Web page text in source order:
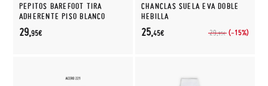
PEPITOS BAREFOOT TIRA
ADHERENTE PISO BLANCO
29,95€
CHANCLAS SUELA EVA DOBLE
HEBILLA
29,95€ (-15%)
25,45€